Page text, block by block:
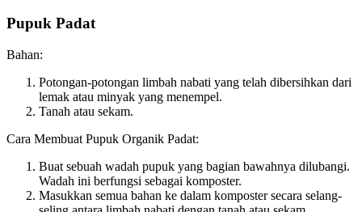
Pupuk Padat
Bahan:
Potongan-potongan limbah nabati yang telah dibersihkan dari
lemak atau minyak yang menempel.
Tanah atau sekam.
Cara Membuat Pupuk Organik Padat:
Buat sebuah wadah pupuk yang bagian bawahnya dilubangi.
Wadah ini berfungsi sebagai komposter.
Masukkan semua bahan ke dalam komposter secara selang-